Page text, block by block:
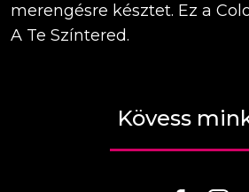
merengésre késztet. Ez a
A Te Színtered.
Kövess